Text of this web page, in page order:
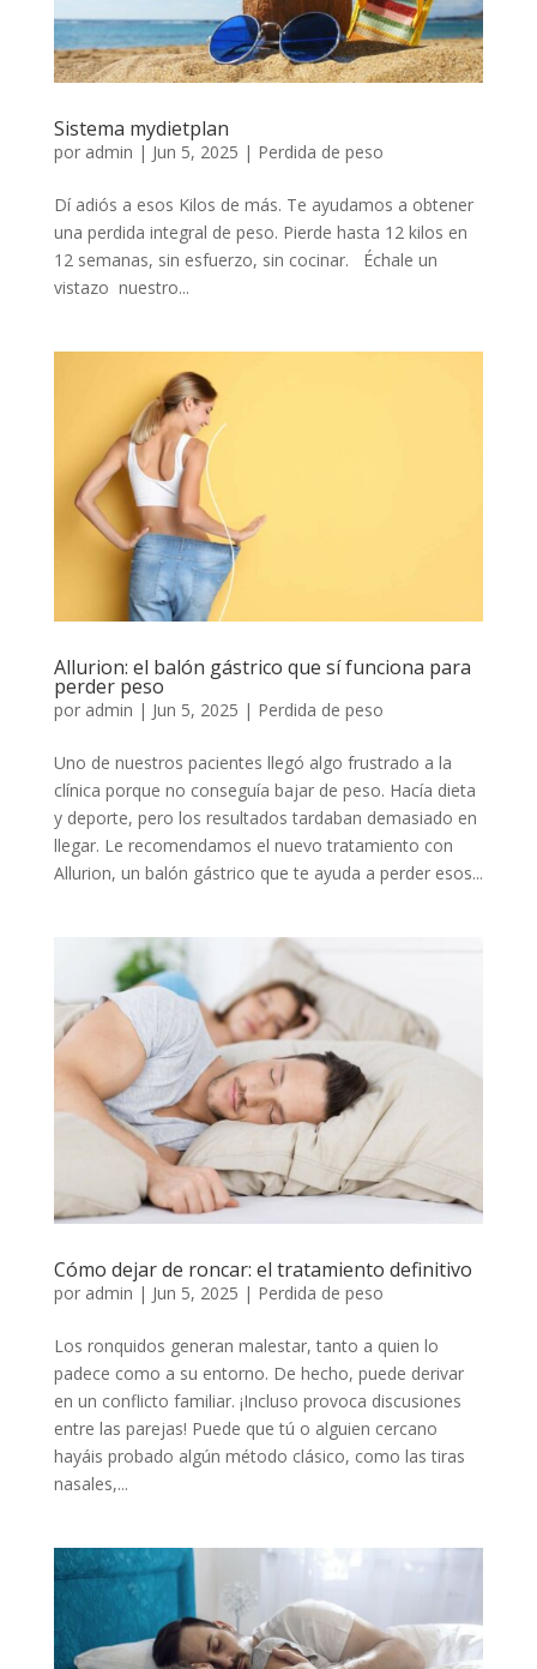
Sistema mydietplan
por admin | Jun 5, 2025 | Perdida de peso
Dí adiós a esos Kilos de más. Te ayudamos a obtener
una perdida integral de peso. Pierde hasta 12 kilos en
12 semanas, sin esfuerzo, sin cocinar. Échale un
vistazo nuestro...
Allurion: el balón gástrico que sí funciona para
perder peso
por admin | Jun 5, 2025 | Perdida de peso
Uno de nuestros pacientes llegó algo frustrado a la
clínica porque no conseguía bajar de peso. Hacía dieta
y deporte, pero los resultados tardaban demasiado en
llegar. Le recomendamos el nuevo tratamiento con
Allurion, un balón gástrico que te ayuda a perder esos...
Cómo dejar de roncar: el tratamiento definitivo
por admin | Jun 5, 2025 | Perdida de peso
Los ronquidos generan malestar, tanto a quien lo
padece como a su entorno. De hecho, puede derivar
en un conflicto familiar. ¡Incluso provoca discusiones
entre las parejas! Puede que tú o alguien cercano
hayáis probado algún método clásico, como las tiras
nasales,...